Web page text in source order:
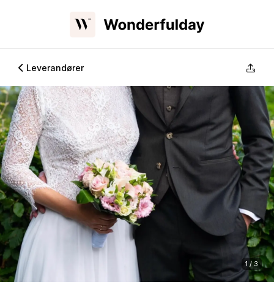
Leverandører
1 / 3